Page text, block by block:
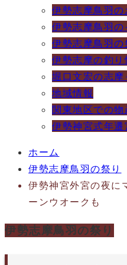
伊勢志摩鳥羽
伊勢志摩鳥羽の
伊勢志摩鳥羽の
伊勢志摩の釣り
堀口文宏の志摩
地域情報
関東地区での物
伊勢神宮式年遷
ホーム
伊勢志摩鳥羽の祭り
伊勢神宮外宮の夜に
ーンウオークも
伊勢志摩鳥羽の祭り